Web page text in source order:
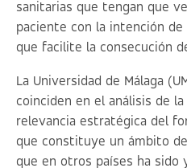
sanitarias que tengan que
paciente con la intención
que facilite la consecución
La Universidad de Málaga
coinciden en el análisis de
relevancia estratégica del
que constituye un ámbito
que en otros países ha sido